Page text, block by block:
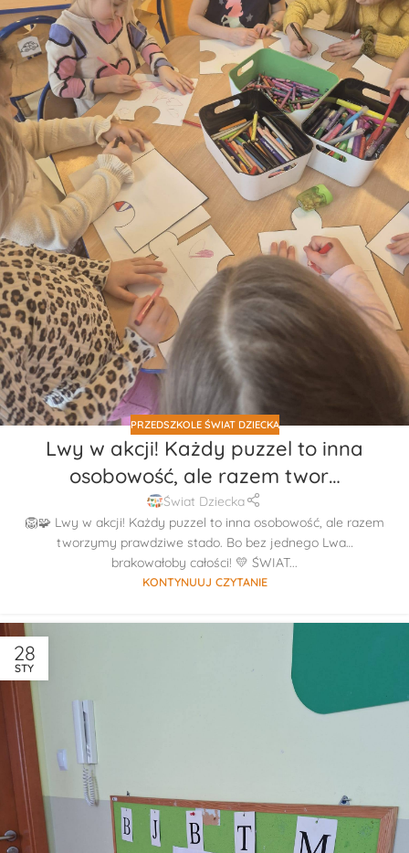
PRZEDSZKOLE ŚWIAT DZIECKA
Lwy w akcji! Każdy puzzel to inna
osobowość, ale razem twor…
Świat Dziecka
🦁🧩 Lwy w akcji! Każdy puzzel to inna osobowość, ale razem
tworzymy prawdziwe stado. Bo bez jednego Lwa…
brakowałoby całości! 💛 ŚWIAT...
KONTYNUUJ CZYTANIE
28
STY